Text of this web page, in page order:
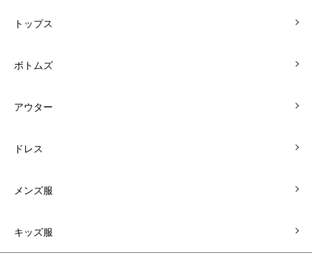
トップス
ボトムズ
アウター
ドレス
メンズ服
キッズ服